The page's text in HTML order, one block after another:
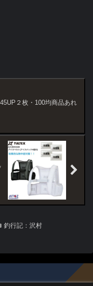
２枚・100均商品あれ
釣行記：沢村